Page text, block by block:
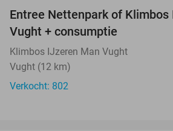
Entree Nettenpark of Klimbos
Vught + consumptie
Klimbos IJzeren Man Vught
Vught (12 km)
Verkocht: 802